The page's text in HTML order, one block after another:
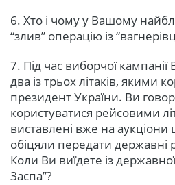
6. Хто і чому у Вашому
“злив” операцію із
7. Під час виборчої
два із трьох літаків, якими
президент України. Ви
користуватися рейсовими
виставлені вже на аукціони
обіцяли передати державні
Коли Ви виїдете із
Заспа”?